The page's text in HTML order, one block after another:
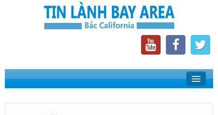
Home